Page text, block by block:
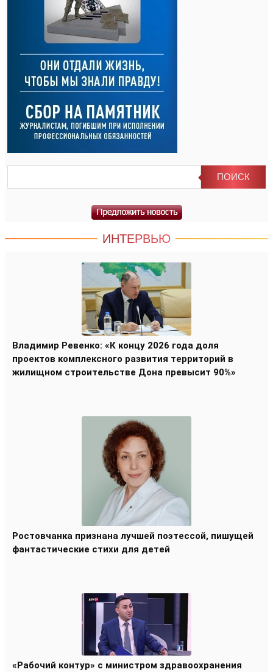
ИНТЕРВЬЮ
Владимир Ревенко: «К концу 2026 года доля
проектов комплексного развития территорий в
жилищном строительстве Дона превысит 90%»
Ростовчанка признана лучшей поэтессой, пишущей
фантастические стихи для детей
«Рабочий контур» с министром здравоохранения